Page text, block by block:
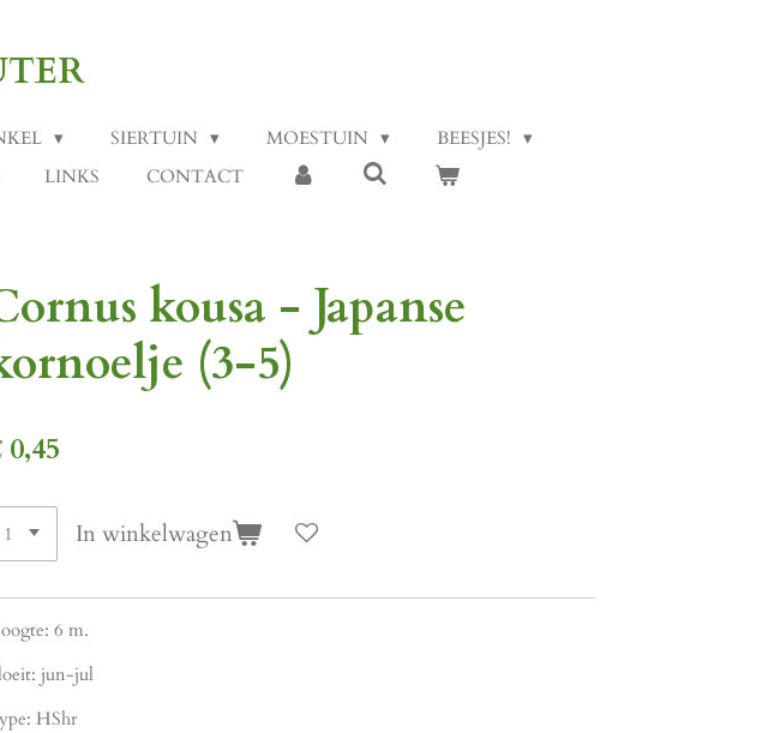
SIERTUIN MOESTUIN
BEESJES!
LINKS CONTACT
kousa - Japanse
(3-5)
0,45
In winkelwagen
6 m.
jun-jul
HShr